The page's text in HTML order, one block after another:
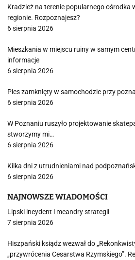
Kradzież na terenie popularnego ośrodka
regionie. Rozpoznajesz?
6 sierpnia 2026
Mieszkania w miejscu ruiny w samym
informacje
6 sierpnia 2026
Pies zamknięty w samochodzie przy
6 sierpnia 2026
W Poznaniu ruszyło projektowanie
stworzymy mi…
6 sierpnia 2026
Kilka dni z utrudnieniami nad
6 sierpnia 2026
NAJNOWSZE WIADOMOŚCI
Lipski incydent i meandry strategii
7 sierpnia 2026
Hiszpański ksiądz wezwał do
„przywrócenia Cesarstwa Rzymskiego”.